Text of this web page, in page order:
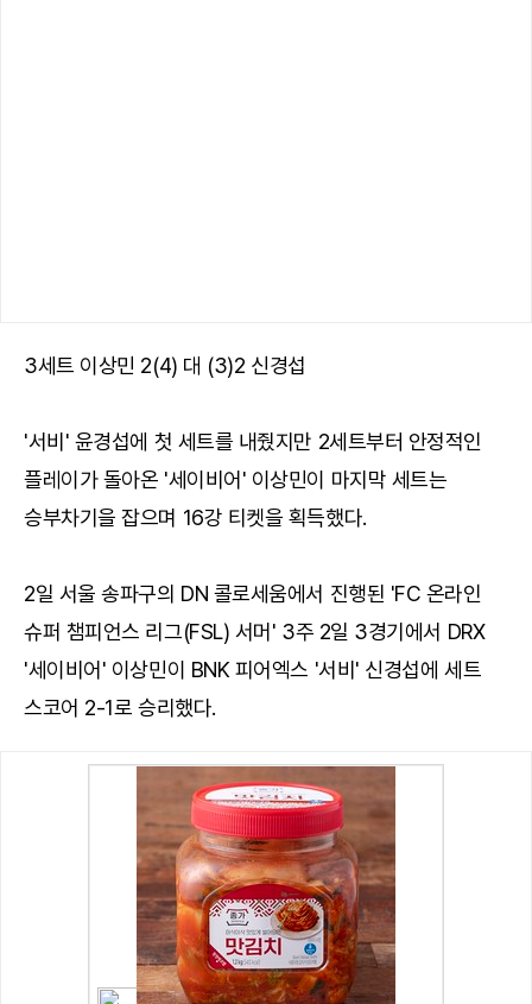
3세트 이상민 2(4) 대 (3)2 신경섭
'서비' 윤경섭에 첫 세트를 내줬지만 2세트부터 안정적인
플레이가 돌아온 '세이비어' 이상민이 마지막 세트는
승부차기을 잡으며 16강 티켓을 획득했다.
2일 서울 송파구의 DN 콜로세움에서 진행된 'FC 온라인
슈퍼 챔피언스 리그(FSL) 서머' 3주 2일 3경기에서 DRX
'세이비어' 이상민이 BNK 피어엑스 '서비' 신경섭에 세트
스코어 2-1로 승리했다.